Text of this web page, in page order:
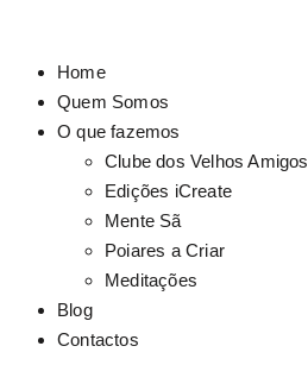
Home
Quem Somos
O que fazemos
Clube dos Velhos Amigos
Edições iCreate
Mente Sã
Poiares a Criar
Meditações
Blog
Contactos